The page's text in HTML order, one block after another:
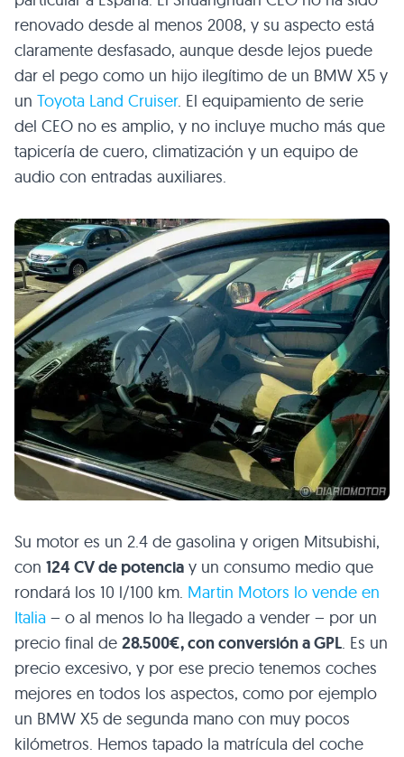
renovado desde al menos 2008, y su aspecto está
claramente desfasado, aunque desde lejos puede
dar el pego como un hijo ilegítimo de un BMW X5 y
un Toyota Land Cruiser. El equipamiento de serie
del CEO no es amplio, y no incluye mucho más que
tapicería de cuero, climatización y un equipo de
audio con entradas auxiliares.
Su motor es un 2.4 de gasolina y origen Mitsubishi,
con 124 CV de potencia y un consumo medio que
rondará los 10 l/100 km. Martin Motors lo vende en
Italia – o al menos lo ha llegado a vender – por un
precio final de 28.500€, con conversión aGPL. Es un
precio excesivo, y por ese precio tenemos coches
mejores en todos los aspectos, como por ejemplo
un BMW X5 de segunda mano con muy pocos
kilómetros. Hemos tapado la matrícula del coche